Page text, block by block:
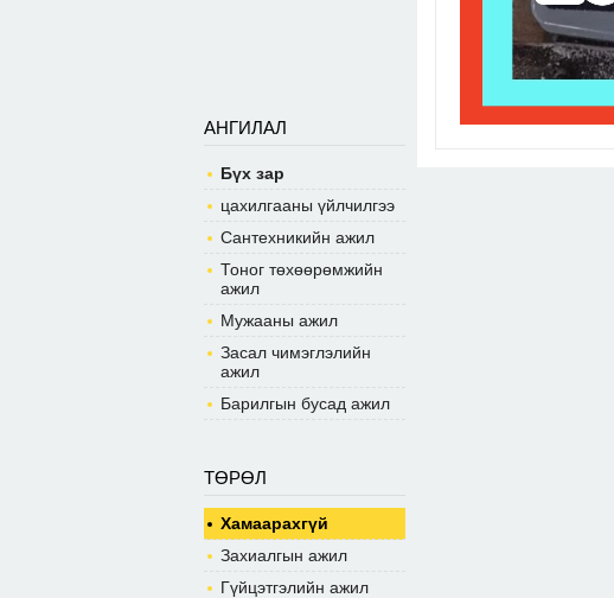
АНГИЛАЛ
Бүх зар
цахилгааны үйлчилгээ
Сантехникийн ажил
Тоног төхөөрөмжийн
ажил
Мужааны ажил
Засал чимэглэлийн
ажил
Барилгын бусад ажил
ТӨРӨЛ
Хамаарахгүй
Захиалгын ажил
Гүйцэтгэлийн ажил